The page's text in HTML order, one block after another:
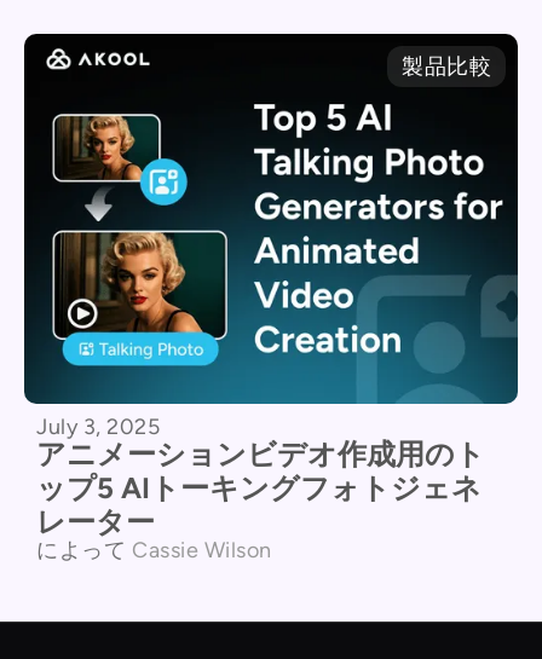
製品比較
July 3, 2025
アニメーションビデオ作成用のト
ップ5 AIトーキングフォトジェネ
レーター
によって Cassie Wilson